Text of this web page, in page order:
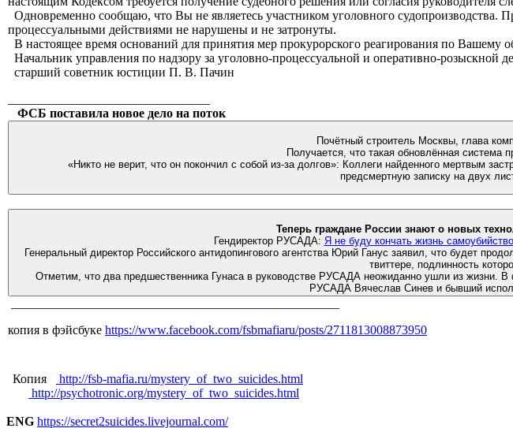
Одновременно сообщаю, что Вы не являетесь участником уголовного
процессуальными действиями не нарушены и не затронуты.
В настоящее время оснований для принятия мер прокурорского реагирования по Вашему
Начальник управления по надзору за уголовно-процессуальной и оперативно-розыскной
старший советник юстиции П. В. Пачин
ФСБ поставила новое дело на поток
«Никто не верит, что он покончил с собой из-за долгов»: Коллеги найденного мертвым
предсмертную записку на двух
Гендиректор РУСАДА: Я не буду кончать жизнь
Генеральный директор Российского антидопингового агентства Юрий Ганус заявил, что будет
твиттере, подлинность
Отметим, что два предшественника Гунаса в руководстве РУСАДА неожиданно ушли из жизни. В
РУСАДА Вячеслав Синев и бывший
копия в фэйсбуке https://www.facebook.com/fsbmafiaru/posts/2711813008873950
Копия
http://fsb-mafia.ru/mystery_of_two_suicides.html
http://psychotronic.org/mystery_of_two_suicides.html
ENG https://secret2suicides.livejournal.com/